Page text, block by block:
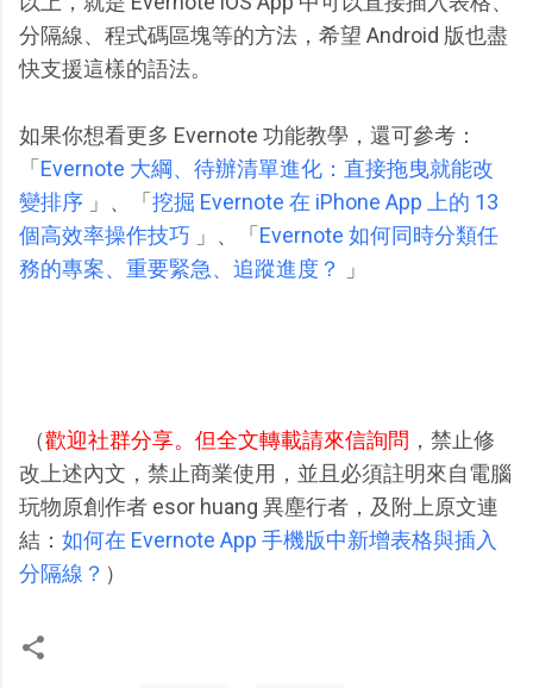
分隔線、程式碼區塊等的方法，希望 Android 版也盡
快支援這樣的語法。
如果你想看更多 Evernote 功能教學，還可參考：
「 Evernote 大綱、待辦清單進化：直接拖曳就能改
變排序 」、「 挖掘 Evernote 在 iPhone App 上的 13
個高效率操作技巧 」、「 Evernote 如何同時分類任
務的專案、重要緊急、追蹤進度？
」
（歡迎社群分享。但全文轉載請來信詢問 ，禁止修
改上述內文，禁止商業使用，並且必須註明來自電腦
玩物原創作者 esor huang 異塵行者，及附上原文連
結： 如何在 Evernote App 手機版中新增表格與插入
分隔線？ ）